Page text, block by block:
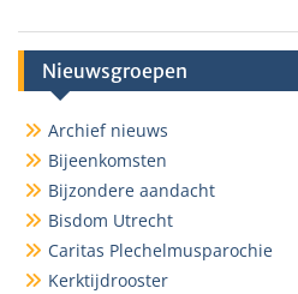
Nieuwsgroepen
Archief nieuws
Bijeenkomsten
Bijzondere aandacht
Bisdom Utrecht
Caritas Plechelmusparochie
Kerktijdrooster